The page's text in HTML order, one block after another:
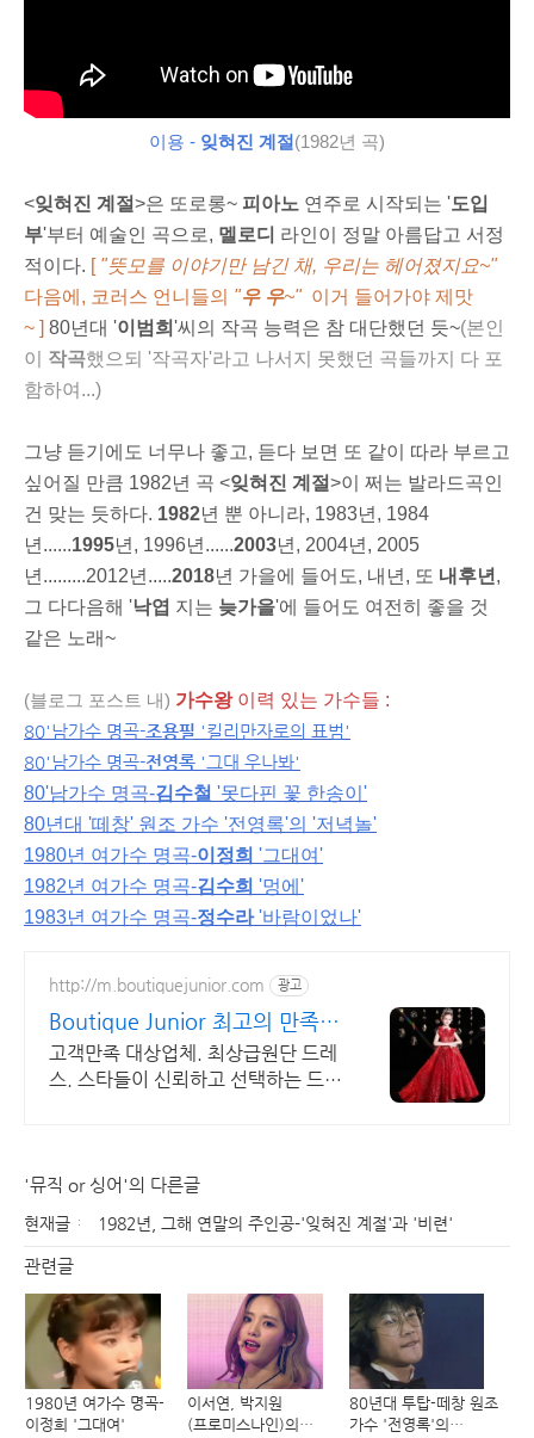
이용 - 잊혀진 계절 (1982년 곡)
<잊혀진 계절>은 또로롱~ 피아노 연주로 시작되는 '도입
부'부터 예술인 곡으로, 멜로디 라인이 정말 아름답고 서정
적이다. [ "뜻모를 이야기만 남긴 채, 우리는 헤어졌지요~"
다음에, 코러스 언니들의 "우 우~"이거 들어가야 제맛
~ ] 80년대 '이범희 '씨의 작곡 능력은 참 대단했던 듯~(본인
이 작곡했으되 '작곡자'라고 나서지 못했던 곡들까지 다 포
함하여...)
그냥 듣기에도 너무나 좋고, 듣다 보면 또 같이 따라 부르고
싶어질 만큼 1982년 곡 <잊혀진 계절>이 쩌는 발라드곡인
건 맞는 듯하다. 1982년 뿐 아니라, 1983년, 1984
년......1995년, 1996년......2003년, 2004년, 2005
년.........2012년.....2018년 가을에 들어도, 내년, 또 내후년 ,
그 다다음해 '낙엽 지는 늦가을'에 들어도 여전히 좋을 것
같은 노래~
(블로그 포스트 내) 가수왕이력 있는 가수들 :
80'남가수 명곡-조용필 '킬리만자로의 표범'
80'남가수 명곡-전영록 '그대 우나봐'
80'남가수 명곡-김수철 '못다핀 꽃 한송이'
80년대 '떼창' 원조 가수 '전영록'의 '저녁놀'
1980년 여가수 명곡-이정희 '그대여'
1982년 여가수 명곡-김수희 '멍에'
1983년 여가수 명곡-정수라'바람이었나'
http://m.boutiquejunior.com 광고
Boutique Junior 최고의 만족,
최고의 퀄리티
고객만족 대상업체. 최상급원단 드레
스. 스타들이 신뢰하고 선택하는 드레
'뮤직 or 싱어'의 다른글
현재글 1982년, 그해 연말의 주인공-'잊혀진 계절'과 '비련'
관련글
1980년 여가수 명곡-
이정희 '그대여'
이서연, 박지원
(프로미스나인)의
80년대 투탑-떼창 원조
가수 '전영록'의